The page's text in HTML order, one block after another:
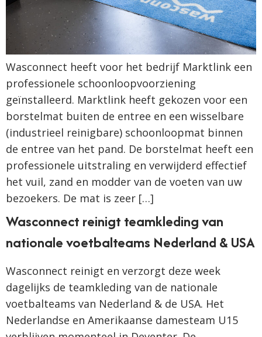
Wasconnect heeft voor het bedrijf Marktlink een
professionele schoonloopvoorziening
geïnstalleerd. Marktlink heeft gekozen voor een
borstelmat buiten de entree en een wisselbare
(industrieel reinigbare) schoonloopmat binnen
de entree van het pand. De borstelmat heeft een
professionele uitstraling en verwijderd effectief
het vuil, zand en modder van de voeten van uw
bezoekers. De mat is zeer […]
Wasconnect reinigt teamkleding van
nationale voetbalteams Nederland & USA
Wasconnect reinigt en verzorgt deze week
dagelijks de teamkleding van de nationale
voetbalteams van Nederland & de USA. Het
Nederlandse en Amerikaanse damesteam U15